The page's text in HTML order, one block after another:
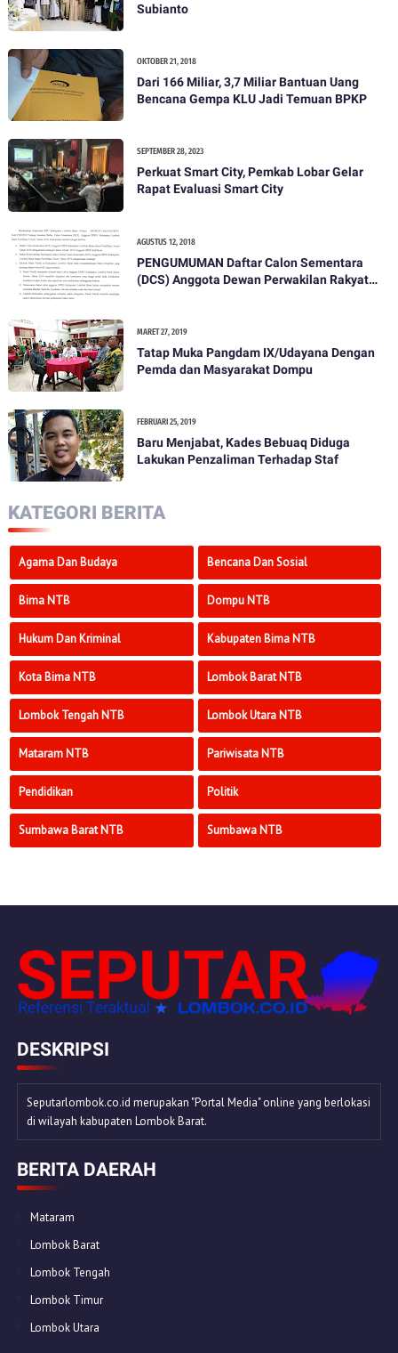
Subianto
OKTOBER 21, 2018
Dari 166 Miliar, 3,7 Miliar Bantuan Uang
Bencana Gempa KLU Jadi Temuan BPKP
SEPTEMBER 28, 2023
Perkuat Smart City, Pemkab Lobar Gelar
Rapat Evaluasi Smart City
AGUSTUS 12, 2018
PENGUMUMAN Daftar Calon Sementara
(DCS) Anggota Dewan Perwakilan Rakyat
MARET 27, 2019
Tatap Muka Pangdam IX/Udayana Dengan
Pemda dan Masyarakat Dompu
FEBRUARI 25, 2019
Baru Menjabat, Kades Bebuaq Diduga
Lakukan Penzaliman Terhadap Staf
KATEGORI BERITA
Agama Dan Budaya Bencana Dan Sosial
Bima NTB Dompu NTB
Hukum Dan Kriminal Kabupaten Bima NTB
Kota Bima NTB Lombok Barat NTB
Lombok Tengah NTB Lombok Utara NTB
Mataram NTB Pariwisata NTB
Pendidikan Politik
Sumbawa Barat NTB Sumbawa NTB
DESKRIPSI
Seputarlombok.co.id merupakan "Portal Media" online yang berlokasi
di wilayah kabupaten Lombok Barat.
BERITA DAERAH
Mataram
Lombok Barat
Lombok Tengah
Lombok Timur
Lombok Utara